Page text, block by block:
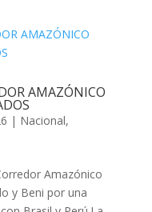
AMAZÓNICO
| Nacional,
Amazónico
y Beni por una